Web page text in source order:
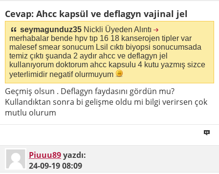
Cevap: Ahcc kapsül ve deflagyn vajinal jel
seymagunduz35 Nickli Üyeden Alıntı
merhabalar bende hpv tıp 16 18 kanserojen tipler var
malesef smear sonucum Lsil cıktı biyopsi sonucumsada
temiz çıktı şuanda 2 aydır ahcc ve deflagyn jel
kullanıyorum doktorum ahcc kapsulu 4 kutu yazmış sizce
yeterlimidir negatif olurmuyum
Geçmiş olsun . Deflagyn faydasını gördün mu?
Kullandıktan sonra bi gelişme oldu mi bilgi verirsen çok
mutlu olurum
Piuuu89yazdı:
24-09-1908:09